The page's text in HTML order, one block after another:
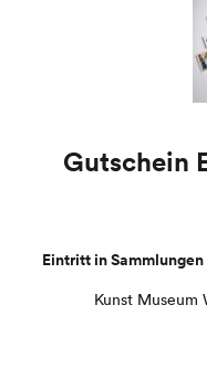
Gutschein
Eintritt in
Kunst Museum